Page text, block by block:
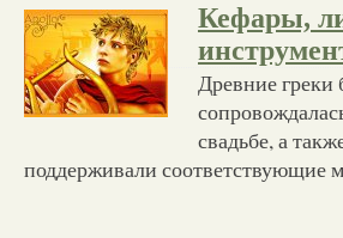
Кефары,
Древние
свадьбе, а
поддерживали соответствующие